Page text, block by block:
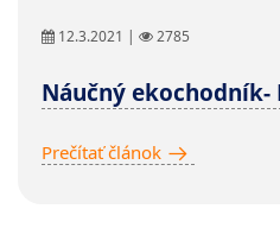
12.3.2021 | 2785
Náučný ekochodník-
Prečítať článok